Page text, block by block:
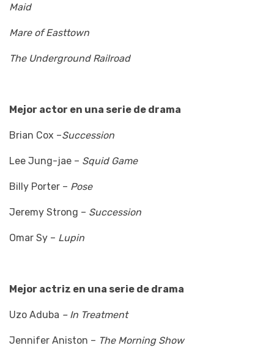
Maid
Mare of Easttown
The Underground Railroad
Mejor actor en una serie de drama
Brian Cox –Succession
Lee Jung-jae – Squid Game
Billy Porter – Pose
Jeremy Strong – Succession
Omar Sy – Lupin
Mejor actriz en una serie de drama
Uzo Aduba – In Treatment
Jennifer Aniston – The Morning Show